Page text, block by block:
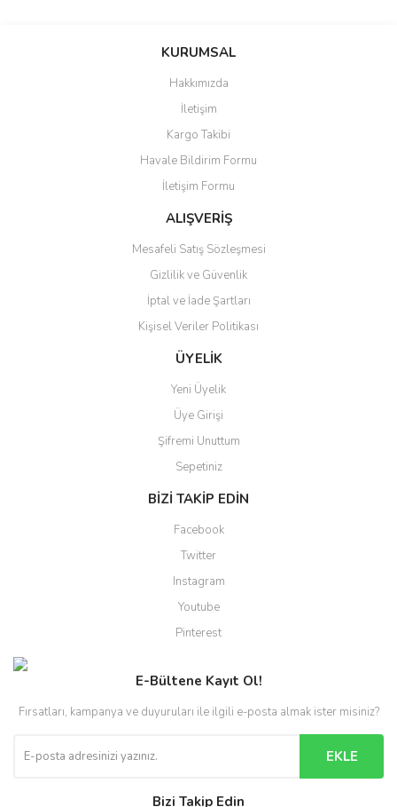
Bu ürüne ilk yorumu siz yapın!
Yorum Yaz
Ürün resmi kalitesiz, bozuk veya görüntülenemiyor.
Ürün açıklamasında eksik bilgiler bulunuyor.
Ürün bilgilerinde hatalar bulunuyor.
Ürün fiyatı diğer sitelerden daha pahalı.
Bu ürüne benzer farklı alternatifler olmalı.
Gönder
KURUMSAL
Hakkımızda
İletişim
Kargo Takibi
Havale Bildirim Formu
İletişim Formu
ALIŞVERİŞ
Mesafeli Satış Sözleşmesi
Gizlilik ve Güvenlik
İptal ve İade Şartları
Kişisel Veriler Politikası
ÜYELİK
Yeni Üyelik
Üye Girişi
Şifremi Unuttum
Sepetiniz
BİZİ TAKİP EDİN
Facebook
Twitter
Instagram
Youtube
Pinterest
E-Bültene Kayıt Ol!
Fırsatları, kampanya ve duyuruları ile ilgili e-posta almak ister misiniz?
EKLE
Bizi Takip Edin